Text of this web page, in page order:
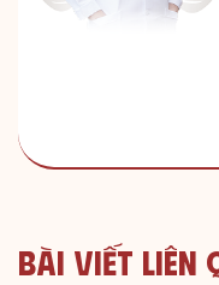
Bài Viết Liên